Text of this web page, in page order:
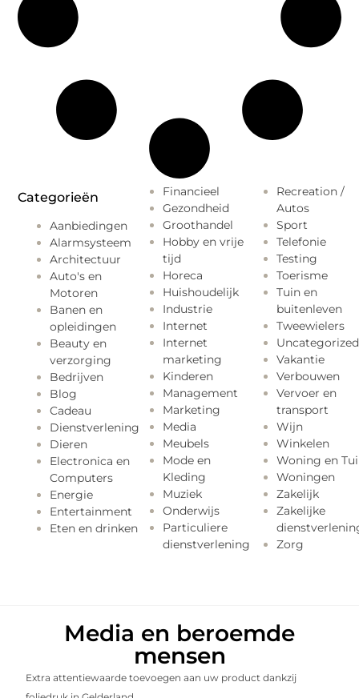
Categorieën
Aanbiedingen
Alarmsysteem
Architectuur
Auto's en
Motoren
Banen en
opleidingen
Beauty en
verzorging
Bedrijven
Blog
Cadeau
Dienstverlening
Dieren
Electronica en
Computers
Energie
Entertainment
Eten en drinken
Financieel
Gezondheid
Groothandel
Hobby en vrije
tijd
Horeca
Huishoudelijk
Industrie
Internet
Internet
marketing
Kinderen
Management
Marketing
Media
Meubels
Mode en
Kleding
Muziek
Onderwijs
Particuliere
dienstverlening
Recreation /
Autos
Sport
Telefonie
Testing
Toerisme
Tuin en
buitenleven
Tweewielers
Uncategorized
Vakantie
Verbouwen
Vervoer en
transport
Wijn
Winkelen
Woning en
Woningen
Zakelijk
Zakelijke
Zorg
Media en beroemde
mensen
Extra attentiewaarde toevoegen aan uw product dankzij